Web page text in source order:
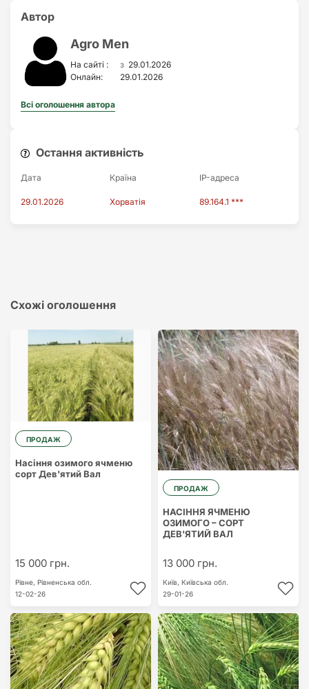
Автор
Agro Men
На сайті : з 29.01.2026
Онлайн:
29.01.2026
Всі оголошення автора
Остання активність
Дата Країна IP-адреса
29.01.2026 Хорватія 89.164.1 ***
Схожі оголошення
ПРОДАЖ
Насіння озимого ячменю
сорт Дев'ятий Вал
15 000 грн.
Рівне, Рівненська обл.
12-02-26
ПРОДАЖ
НАСІННЯ ЯЧМЕНЮ
ОЗИМОГО – СОРТ
ДЕВ'ЯТИЙ ВАЛ
13 000 грн.
Київ, Київська обл.
29-01-26